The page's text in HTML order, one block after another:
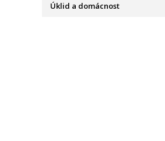
Úklid a domácnost